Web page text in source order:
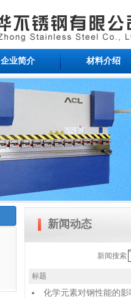
企业简介 材料介绍
新闻动态
新闻搜索
标题
化学元素对钢性能的影